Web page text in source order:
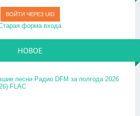
ВОЙТИ ЧЕРЕЗ UID
форма входа
НОВОЕ
песни Радио DFM за полгода 2026
FLAC